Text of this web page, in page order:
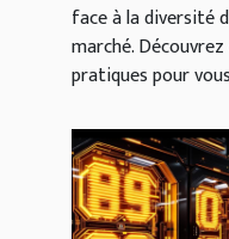
face à la diversité
marché.
pratiques pour